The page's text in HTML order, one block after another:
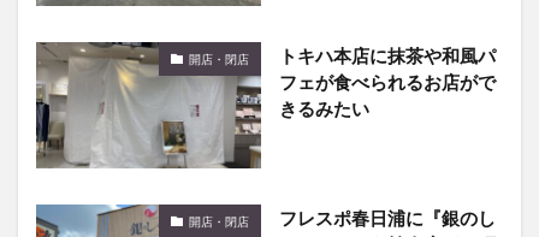
開店・閉店
トキハ本店に抹茶や和風パ
フェが食べられるお店がで
きるみたい
開店・閉店
フレスポ春日浦に『銀のし